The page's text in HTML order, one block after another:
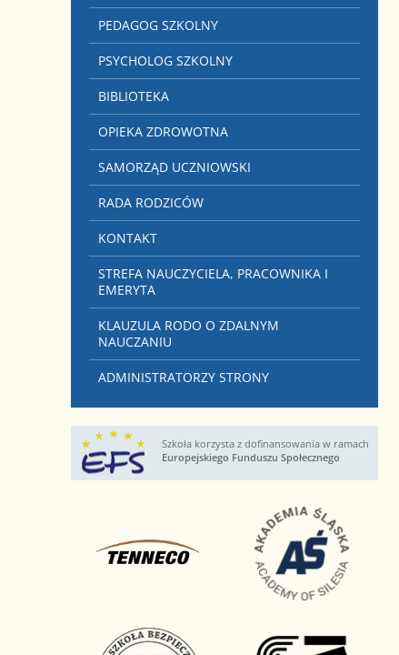
PEDAGOG SZKOLNY
PSYCHOLOG SZKOLNY
BIBLIOTEKA
OPIEKA ZDROWOTNA
SAMORZĄD UCZNIOWSKI
RADA RODZICÓW
KONTAKT
STREFA NAUCZYCIELA, PRACOWNIKA I
EMERYTA
KLAUZULA RODO O ZDALNYM
NAUCZANIU
ADMINISTRATORZY STRONY
Szkoła korzysta z dofinansowania w ramach
Europejskiego Funduszu Społecznego